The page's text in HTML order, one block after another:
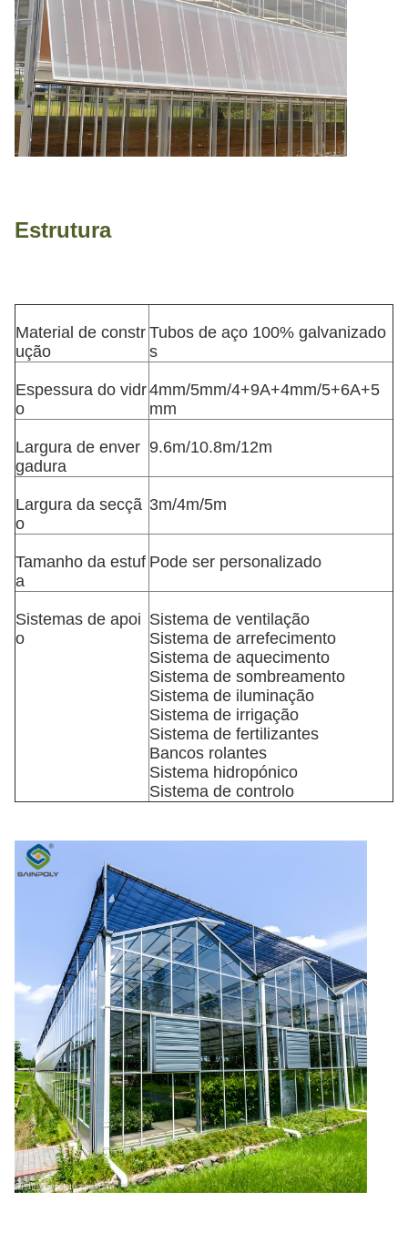
Estrutura
Material de constr
ução
Tubos de aço 100% galvanizado
s
Espessura do vidr
o
4mm/5mm/4+9A+4mm/5+6A+5
mm
Largura de enver
gadura
9.6m/10.8m/12m
Largura da secçã
o
3m/4m/5m
Tamanho da estuf
a
Pode ser personalizado
Sistemas de apoi
o
Sistema de ventilação
Sistema de arrefecimento
Sistema de aquecimento
Sistema de sombreamento
Sistema de iluminação
Sistema de irrigação
Sistema de fertilizantes
Bancos rolantes
Sistema hidropónico
Sistema de controlo